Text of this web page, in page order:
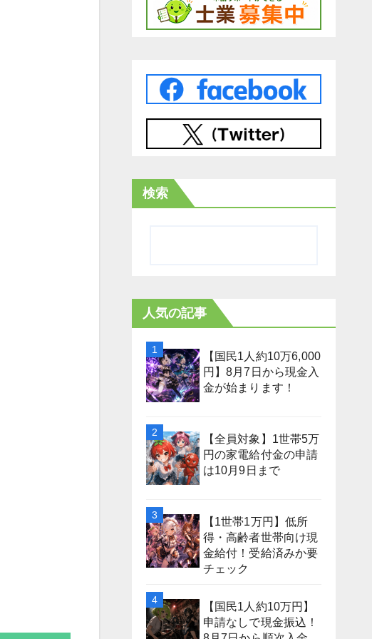
検索
人気の記事
【国民1人約10万6,000
円】8月7日から現金入
金が始まります！
【全員対象】1世帯5万
円の家電給付金の申請
は10月9日まで
【1世帯1万円】低所
得・高齢者世帯向け現
金給付！受給済みか要
チェック
【国民1人約10万円】
申請なしで現金振込！